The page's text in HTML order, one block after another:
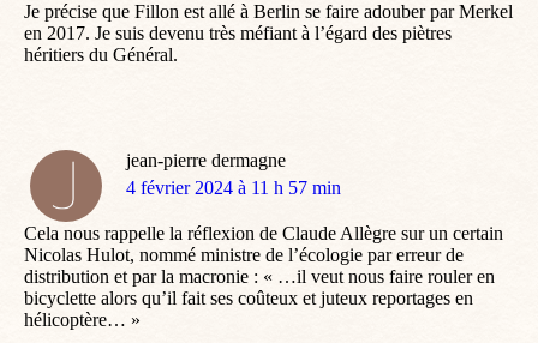
Je précise que Fillon est allé à Berlin se faire adouber par Merkel
en 2017. Je suis devenu très méfiant à l’égard des piètres
héritiers du Général.
jean-pierre dermagne
dit
4 février 2024 à 11 h 57 min
Cela nous rappelle la réflexion de Claude Allègre sur un certain
Nicolas Hulot, nommé ministre de l’écologie par erreur de
distribution et par la macronie : « …il veut nous faire rouler en
bicyclette alors qu’il fait ses coûteux et juteux reportages en
hélicoptère… »